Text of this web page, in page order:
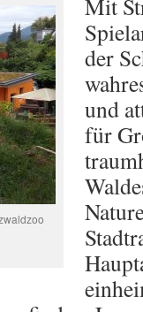
Mit
der
und
für